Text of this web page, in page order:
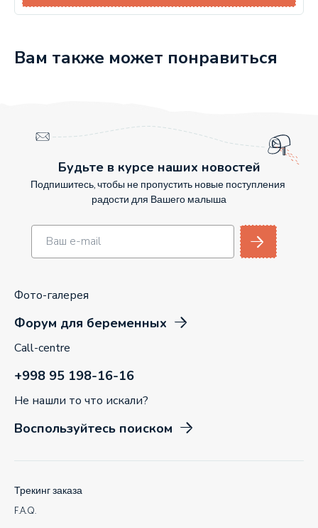
Вам также может понравиться
Будьте в курсе наших новостей
Подпишитесь, чтобы не пропустить новые поступления
радости для Вашего малыша
Фото-галерея
Форум для беременных
Call-centre
+998 95 198-16-16
Не нашли то что искали?
Воспользуйтесь поиском
Трекинг заказа
F.A.Q.